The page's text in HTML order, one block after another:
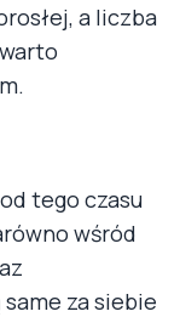
a liczba
tego czasu
wśród
za siebie